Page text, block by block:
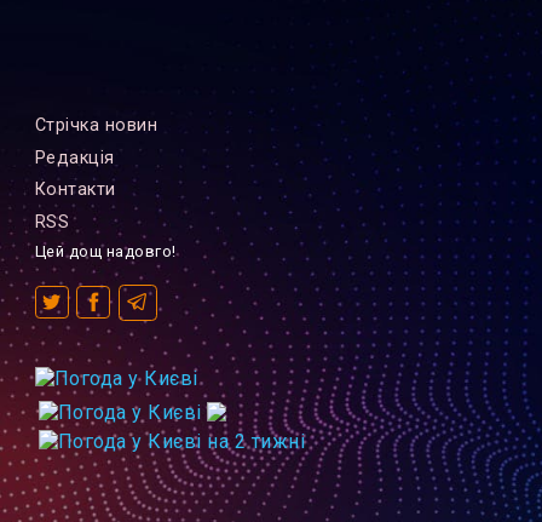
Стрiчка новин
Редакцiя
Контакти
RSS
Цей дощ надовго!